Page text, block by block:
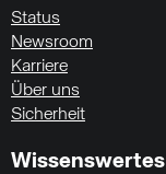
Status
Newsroom
Karriere
Über uns
Sicherheit
Wissenswertes